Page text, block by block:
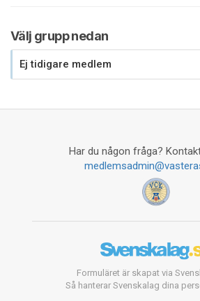
Välj grupp nedan
Ej tidigare medlem
Har du någon fråga?
Formuläret är skapat via
Så hanterar Svenskalag dina